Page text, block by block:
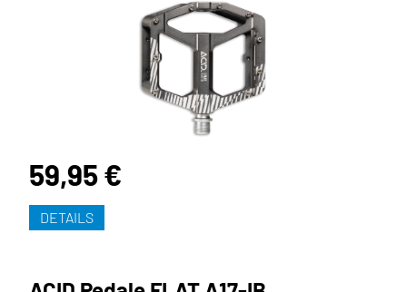
59,95 €
DETAILS